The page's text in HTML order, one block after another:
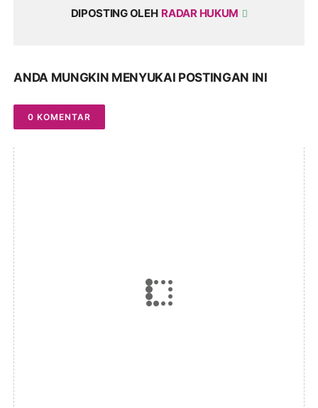
DIPOSTING OLEH RADAR HUKUM
ANDA MUNGKIN MENYUKAI POSTINGAN INI
0 KOMENTAR